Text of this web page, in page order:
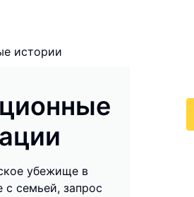
истории
убежище в
семьей, запрос